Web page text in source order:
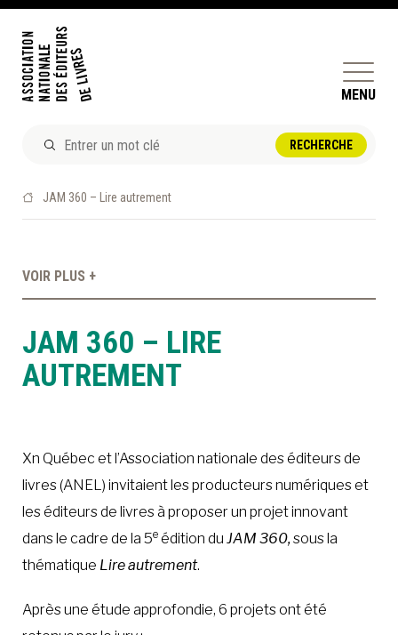
MENU
DOSSIERS ET ENJEUX
PERFECTIONNEMENT
ET SERVICES AUX MEMBRES
RÉPERTOIRE DES MEMBRES
CALENDRIER
À PROPOS DEVENIR MEMBRE NOUS JOINDRE
JAM 360 – Lire autrement
JAM 360 – LIRE
AUTREMENT
Xn Québec et l’Association nationale des éditeurs de
livres (ANEL) invitaient les producteurs numériques et
les éditeurs de livres à proposer un projet innovant
dans le cadre de la 5e édition du JAM 360,sous la
thématique Lire autrement.
Après une étude approfondie, 6 projets ont été
VOIR PLUS +